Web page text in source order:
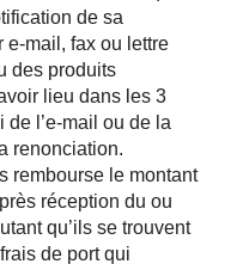
de sa
e-mail, fax ou lettre
des produits
lieu dans les 3
de l’e-mail ou de la
renonciation.
rembourse le montant
réception du ou
qu’ils se trouvent
de port qui